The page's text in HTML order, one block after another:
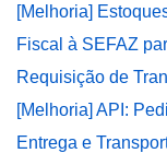
[Melhoria]
Fiscal à SEFAZ
Requisição de
[Melhoria] API:
Entrega e